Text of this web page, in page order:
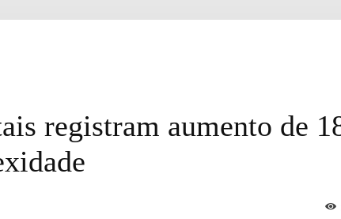
registram aumento de